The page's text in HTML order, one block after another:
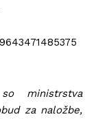
ministrstva
za naložbe,